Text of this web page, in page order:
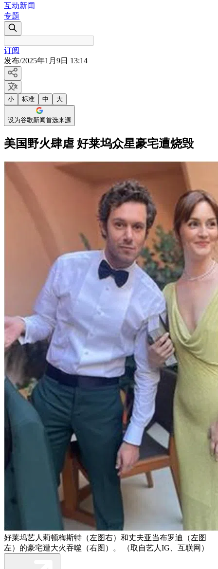
互动新闻
专题
订阅
发布/2025年1月9日 13:14
小 标准 中 大
设为谷歌新闻首选来源
美国野火肆虐 好莱坞众星豪宅遭烧毁
好莱坞艺人莉顿梅斯特（左图右）和丈夫亚当布罗迪（左图
左）的豪宅遭大火吞噬（右图）。 （取自艺人IG、互联网）